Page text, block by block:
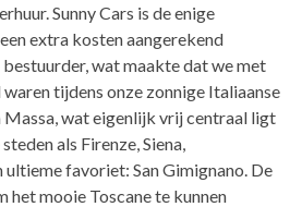
Sunny Cars is de enige
extra kosten aangerekend
wat maakte dat we met
tijdens onze zonnige Italiaanse
wat eigenlijk vrij centraal ligt
als Firenze, Siena,
favoriet: San Gimignano. De
het mooie Toscane te kunnen